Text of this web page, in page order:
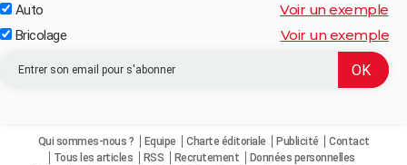
Auto Voir un exemple
Bricolage Voir un exemple
Qui sommes-nous ? Equipe Charte éditoriale Publicité
Contact
Tous les articles
RSS Recrutement
Données personnelles